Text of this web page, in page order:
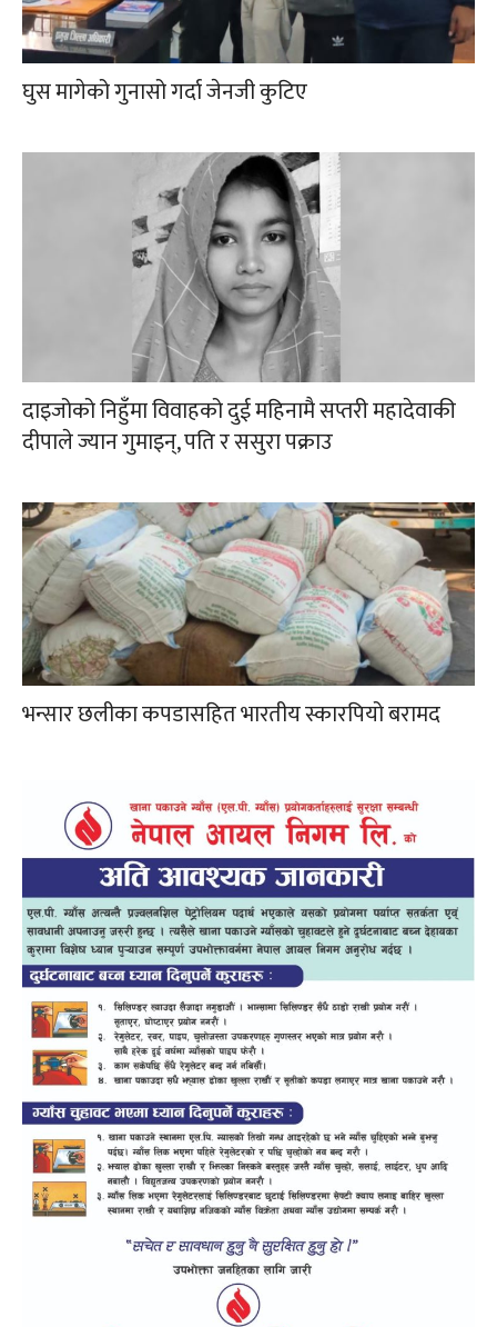
घुस मागेको गुनासो गर्दा जेनजी कुटिए
दाइजोको निहुँमा विवाहको दुई महिनामै सप्तरी महादेवाकी
दीपाले ज्यान गुमाइन्, पति र ससुरा पक्राउ
भन्सार छलीका कपडासहित भारतीय स्कारपियो बरामद